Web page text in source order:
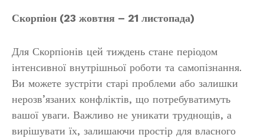
Скорпіон (23 жовтня – 21 листопада)
Для Скорпіонів цей тиждень стане періодом
інтенсивної внутрішньої роботи та самопізнання.
Ви можете зустріти старі проблеми або залишки
нерозв’язаних конфліктів, що потребуватимуть
вашої уваги. Важливо не уникати труднощів, а
вирішувати їх, залишаючи простір для власного